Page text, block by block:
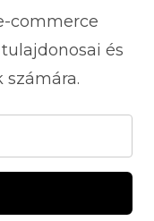
commerce
és